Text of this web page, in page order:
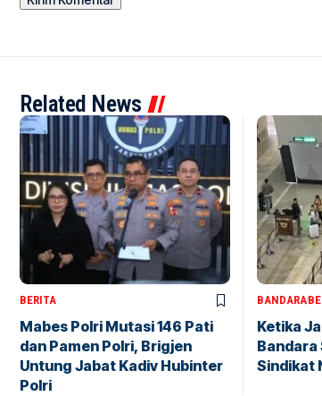
Related News
BERITA
Mabes Polri Mutasi 146 Pati
dan Pamen Polri, Brigjen
Untung Jabat Kadiv Hubinter
Polri
BANDARA
Ketika
Bandara
Sindikat